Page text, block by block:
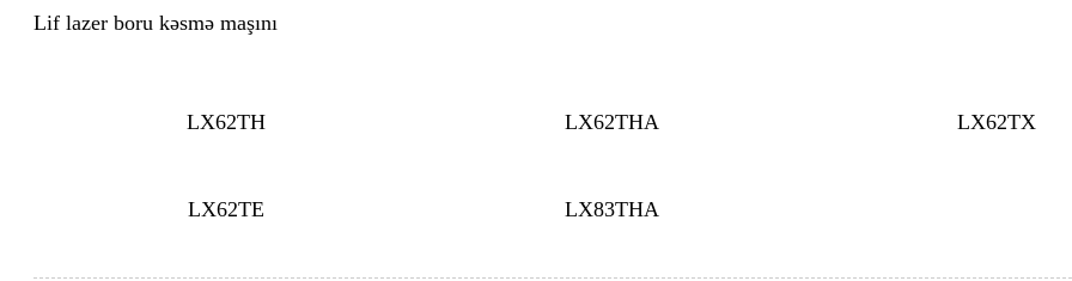
Lif lazer boru kəsmə maşını
LX62TH LX62THA LX62TX
LX62TE LX83THA